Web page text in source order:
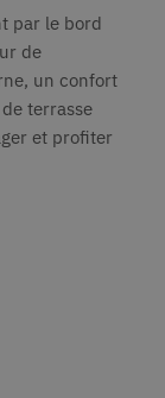
par le bord
de
un confort
terrasse
et profiter